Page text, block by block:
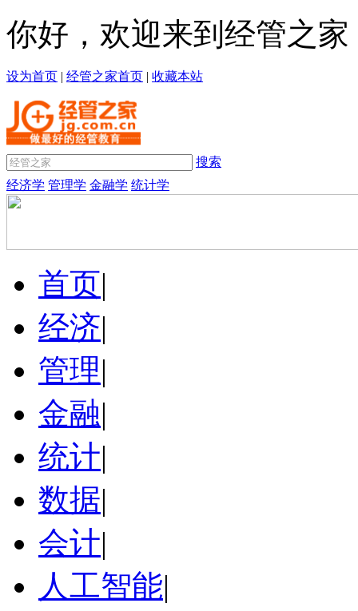
你好，欢迎来到经管之家
设为首页 | 经管之家首页 | 收藏本站
搜索
经济学 管理学 金融学 统计学
首页|
经济|
管理|
金融|
统计|
数据|
会计|
人工智能|